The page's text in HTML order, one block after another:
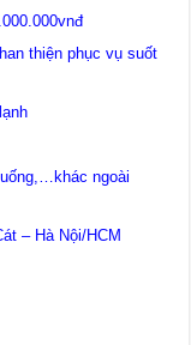
thiện phục vụ suốt
ngoài
– Hà Nội/HCM